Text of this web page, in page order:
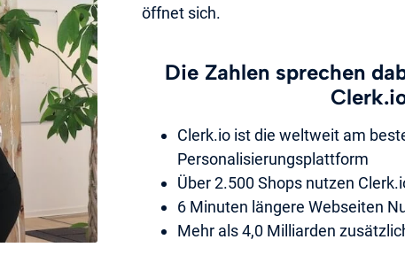
öffnet sich.
Die Zahlen sprechen
Clerk.io ist die weltweit am
Personalisierungsplattform
Über 2.500 Shops nutzen
6 Minuten längere Webseiten
Mehr als 4,0 Milliarden